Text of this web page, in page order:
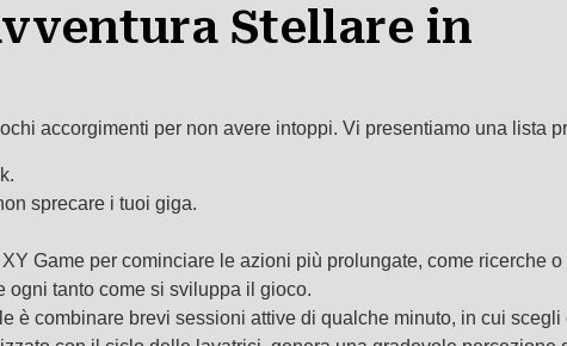
Stellare in
accorgimenti per non avere intoppi. Vi presentiamo una lista
sprecare i tuoi giga.
Game per cominciare le azioni più prolungate, come ricerche o
ogni tanto come si sviluppa il gioco.
è combinare brevi sessioni attive di qualche minuto, in cui